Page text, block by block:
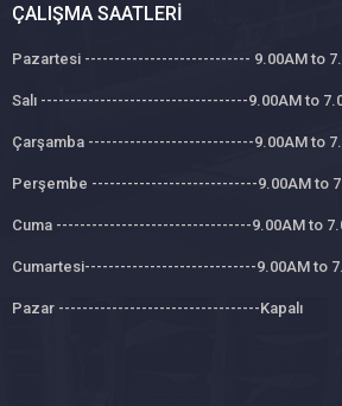
ÇALIŞMA SAATLERI
Pazartesi ---------------------------- 9.00AM to
Salı -----------------------------------9.00AM to
Çarşamba ----------------------------9.00AM to
Perşembe ----------------------------9.00AM to
Cuma ---------------------------------9.00AM to
Cumartesi-----------------------------9.00AM to
Pazar ----------------------------------Kapalı